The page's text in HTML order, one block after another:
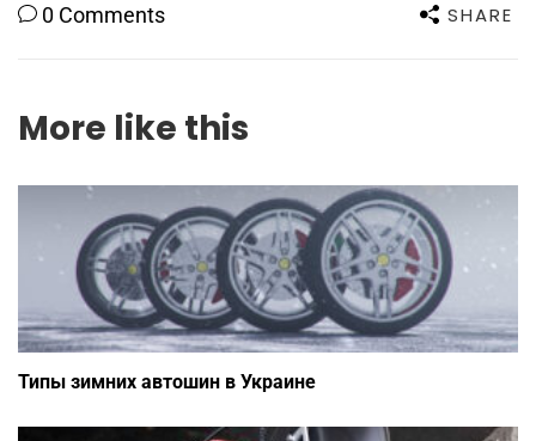
0 Comments SHARE
More like this
Типы зимних автошин в Украине